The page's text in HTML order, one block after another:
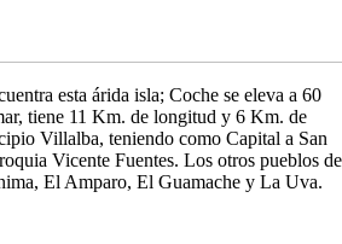
esta árida isla; Coche se eleva a 60
tiene 11 Km. de longitud y 6 Km. de
Villalba, teniendo como Capital a San
Vicente Fuentes. Los otros pueblos de
El Amparo, El Guamache y La Uva.